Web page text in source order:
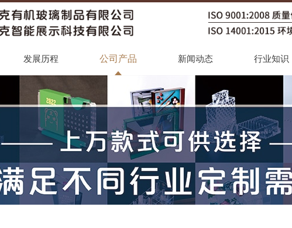
发展历程 公司产品 新闻动态 行业知识